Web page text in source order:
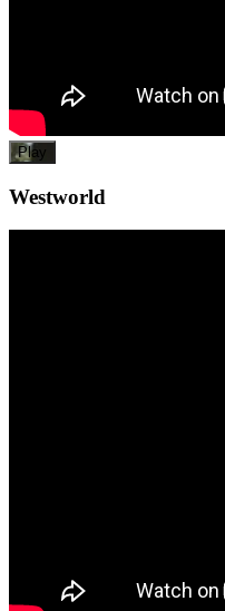
Play
Westworld